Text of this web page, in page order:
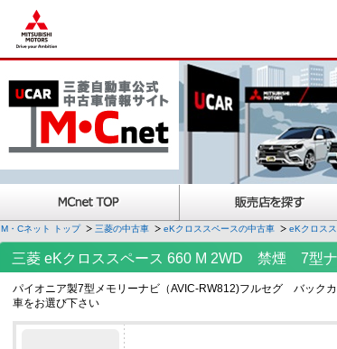
M・Cネット トップ 三菱の中古車 eKクロススペースの中古車 eKクロス
三菱 eKクロススペース 660 M 2WD 禁煙 7型
パイオニア製7型メモリーナビ（AVIC-RW812)フルセグ バック
車をお選び下さい